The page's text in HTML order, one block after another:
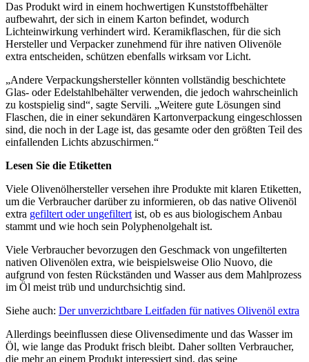
Das Produkt wird in einem hochwertigen Kunststoffbehälter
aufbewahrt, der sich in einem Karton befindet, wodurch
Lichteinwirkung verhindert wird. Keramikflaschen, für die sich
Hersteller und Verpacker zunehmend für ihre nativen Olivenöle
extra entscheiden, schützen ebenfalls wirksam vor Licht.
„Andere Verpackungshersteller könnten vollständig beschichtete
Glas- oder Edelstahlbehälter verwenden, die jedoch wahrscheinlich
zu kostspielig sind“, sagte Servili. „Weitere gute Lösungen sind
Flaschen, die in einer sekundären Kartonverpackung eingeschlossen
sind, die noch in der Lage ist, das gesamte oder den größten Teil des
einfallenden Lichts abzuschirmen.“
Lesen Sie die Etiketten
Viele Olivenölhersteller versehen ihre Produkte mit klaren Etiketten,
um die Verbraucher darüber zu informieren, ob das native Olivenöl
extra gefiltert oder ungefiltert ist, ob es aus biologischem Anbau
stammt und wie hoch sein Polyphenolgehalt ist.
Viele Verbraucher bevorzugen den Geschmack von ungefilterten
nativen Olivenölen extra, wie beispielsweise Olio Nuovo, die
aufgrund von festen Rückständen und Wasser aus dem Mahlprozess
im Öl meist trüb und undurchsichtig sind.
Siehe auch: Der unverzichtbare Leitfaden für natives Olivenöl extra
Allerdings beeinflussen diese Olivensedimente und das Wasser im
Öl, wie lange das Produkt frisch bleibt. Daher sollten Verbraucher,
die mehr an einem Produkt interessiert sind, das seine